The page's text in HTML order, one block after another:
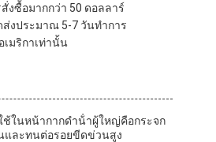
งซื้อมากกว่า 50 ดอลลาร์
ส่งประมาณ 5-7 วันทําการ
เมริกาเท่านั้น
ช้ในหน้ากากดําน้ําผู้ใหญ่คือกระจก
และทนต่อรอยขีดข่วนสูง